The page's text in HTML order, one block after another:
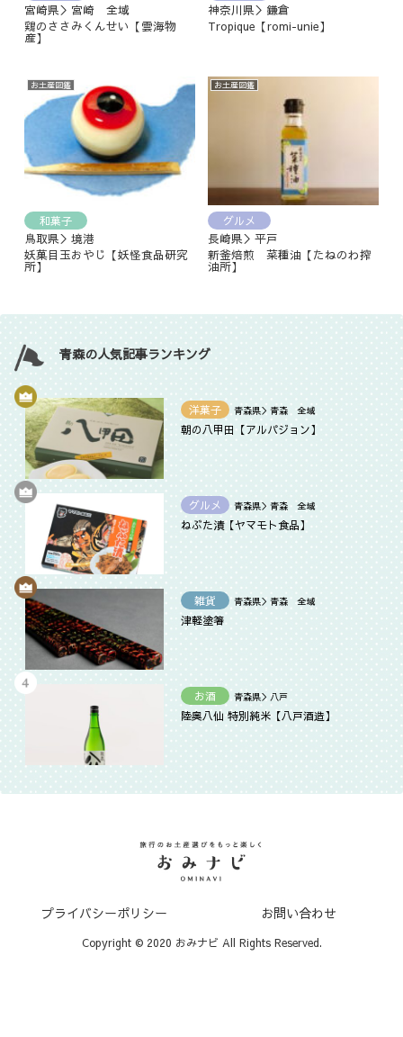
宮崎県＞宮崎 全域
鶏のささみくんせい【雲海物
産】
神奈川県＞鎌倉
Tropique【romi-unie】
お土産図鑑
和菓子
鳥取県＞境港
妖菓目玉おやじ【妖怪食品研究
所】
お土産図鑑
グルメ
長崎県＞平戸
新釜焙煎 菜種油【たねのわ搾
油所】
青森の人気記事ランキング
洋菓子 青森県＞青森 全域
朝の八甲田【アルパジョン】
グルメ 青森県＞青森 全域
ねぶた漬【ヤマモト食品】
雑貨 青森県＞青森 全域
津軽塗箸
お酒 青森県＞八戸
陸奥八仙 特別純米【八戸酒造】
プライバシーポリシー お問い合わせ
Copyright © 2020 おみナビ All Rights Reserved.